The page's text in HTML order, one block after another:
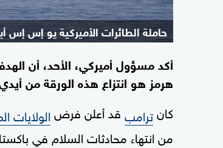
حاملة الطائرات الأميركية يو إس
أكد مسؤول أميركي، الأحد، أن
هرمز هو انتزاع هذه الورقة من أيدي
كانترامب قد أعلن فرض الولايات
من انتهاء محادثات السلام في